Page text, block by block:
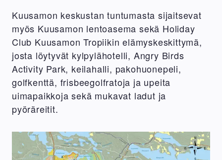
Kuusamon keskustan tuntumasta sijaitsevat
myös Kuusamon lentoasema sekä Holiday
Club Kuusamon Tropiikin elämyskeskittymä,
josta löytyvät kylpylähotelli, Angry Birds
Activity Park, keilahalli, pakohuonepeli,
golfkenttä, frisbeegolfratoja ja upeita
uimapaikkoja sekä mukavat ladut ja
pyöräreitit.